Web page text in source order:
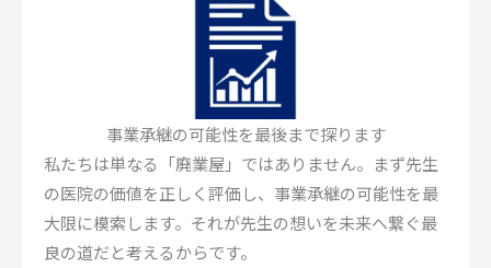
事業承継の可能性を最後まで探ります
私たちは単なる「廃業屋」ではありません。まず先生
の医院の価値を正しく評価し、事業承継の可能性を最
大限に模索します。それが先生の想いを未来へ繋ぐ最
良の道だと考えるからです。